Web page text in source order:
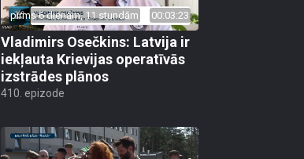
pirms 6 dienām, 11 stundām 00:03:23
Vladimirs Osečkins: Latvija ir
iekļauta Krievijas operatīvās
izstrādes plānos
410. epizode